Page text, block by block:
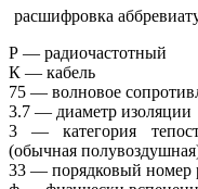
расшифровка
Р — радиочастотный
К — кабель
75 — волновое
3.7 — диаметр изоляции
3 — категория
(обычная
33 — порядковый номер